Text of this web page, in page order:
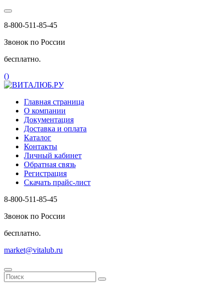
8-800-511-85-45
Звонок по России
бесплатно.
()
Главная страница
О компании
Документация
Доставка и оплата
Каталог
Контакты
Личный кабинет
Обратная связь
Регистрация
Скачать прайс-лист
8-800-511-85-45
Звонок по России
бесплатно.
market@vitalub.ru